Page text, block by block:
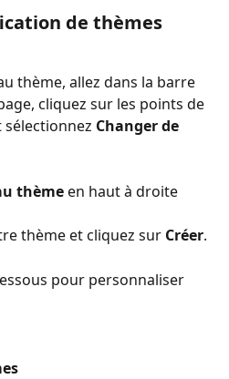
de thèmes
thème, allez dans la barre
cliquez sur les points de
Changer de
thème en haut à droite
thème et cliquez sur Créer.
pour personnaliser